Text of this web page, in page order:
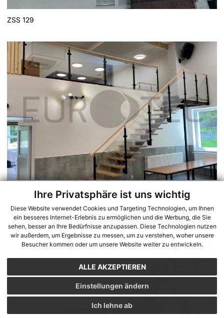
Ihre Privatsphäre ist uns wichtig
Diese Website verwendet Cookies und Targeting Technologien, um Ihnen
ein besseres Internet-Erlebnis zu ermöglichen und die Werbung, die Sie
sehen, besser an Ihre Bedürfnisse anzupassen. Diese Technologien nutzen
wir außerdem, um Ergebnisse zu messen, um zu verstehen, woher unsere
Besucher kommen oder um unsere Website weiter zu entwickeln.
ALLE AKZEPTIEREN
Ich lehne ab
Einstellungen ändern
ZSS 129